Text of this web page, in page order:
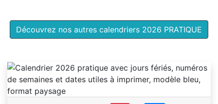
Découvrez nos autres calendriers 2026 PRATIQUE